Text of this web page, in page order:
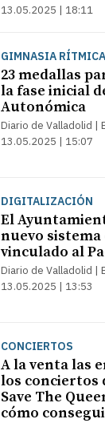
13.05.2025 | 18:11
GIMNASIA RÍTMICA
23 medallas
la fase inicial
Autonómica
Diario de Valladolid |
13.05.2025 | 15:07
DIGITALIZACIÓN
El
nuevo
vinculado al
Diario de Valladolid |
13.05.2025 | 13:53
CONCIERTOS
A la venta las
los conciertos
Save The
cómo